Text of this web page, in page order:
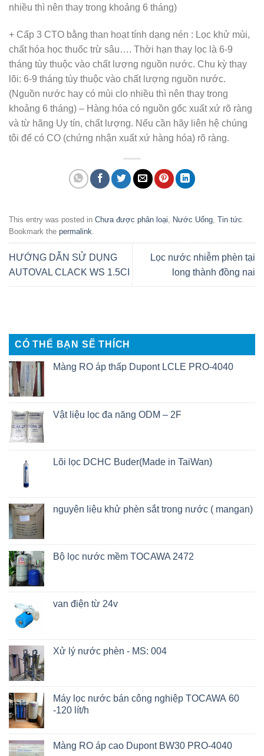
nhiều thì nên thay trong khoảng 6 tháng)
+ Cấp 3 CTO bằng than hoạt tính dạng nén : Lọc khử mùi,
chất hóa học thuốc trừ sâu…. Thời hạn thay lọc là 6-9
tháng tùy thuộc vào chất lượng nguồn nước. Chu kỳ thay
lõi: 6-9 tháng tùy thuộc vào chất lượng nguồn nước.
(Nguồn nước hay có mùi clo nhiều thì nên thay trong
khoảng 6 tháng) – Hàng hóa có nguồn gốc xuất xứ rõ ràng
và từ hãng Uy tín, chất lượng. Nếu cần hãy liên hệ chúng
tôi để có CO (chứng nhận xuất xứ hàng hóa) rõ ràng.
This entry was posted in Chưa được phân loại, Nước Uống, Tin tức.
Bookmark the permalink.
HƯỚNG DẪN SỬ DỤNG
AUTOVAL CLACK WS 1.5CI
Lọc nước nhiễm phèn tại
long thành đồng nai
CÓ THỂ BẠN SẼ THÍCH
Màng RO áp thấp Dupont LCLE PRO-4040
Vật liệu lọc đa năng ODM – 2F
Lõi lọc DCHC Buder(Made in TaiWan)
nguyên liệu khử phèn sắt trong nước ( mangan)
Bộ lọc nước mềm TOCAWA 2472
van điện từ 24v
Xử lý nước phèn - MS: 004
Máy lọc nước bán công nghiệp TOCAWA 60
-120 lít/h
Màng RO áp cao Dupont BW30 PRO-4040